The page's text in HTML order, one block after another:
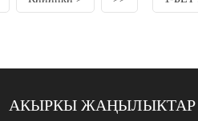
АКЫРКЫ ЖАҢЫЛЫКТАР